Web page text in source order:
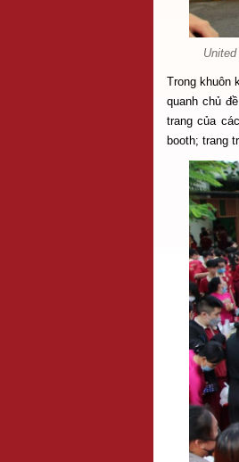
Trong khuôn
quanh chủ đề
trang của
booth; trang